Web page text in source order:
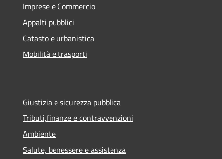
Imprese e Commercio
Appalti pubblici
Catasto e urbanistica
Mobilità e trasporti
Giustizia e sicurezza pubblica
Tributi,finanze e contravvenzioni
Ambiente
Salute, benessere e assistenza